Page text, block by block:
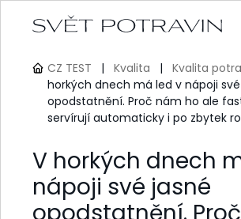
CZ TEST | Kvalita | Kvalita
horkých dnech má led v nápoji
opodstatnění. Proč nám ho ale
servírují automaticky i po zbytek
V horkých dnech
nápoji své jasné